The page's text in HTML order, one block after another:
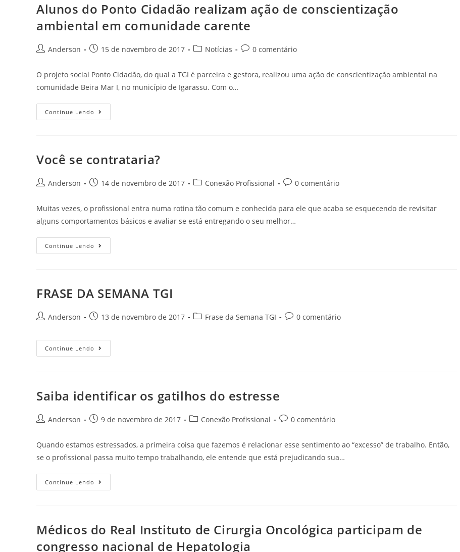
Alunos do Ponto Cidadão realizam ação de conscientização
ambiental em comunidade carente
Anderson 15 de novembro de 2017 Notícias 0 comentário
O projeto social Ponto Cidadão, do qual a TGI é parceira e gestora, realizou uma ação de conscientização ambiental na
comunidade Beira Mar I, no município de Igarassu. Com o…
Continue Lendo
Você se contrataria?
Anderson 14 de novembro de 2017 Conexão Profissional 0 comentário
Muitas vezes, o profissional entra numa rotina tão comum e conhecida para ele que acaba se esquecendo de revisitar
alguns comportamentos básicos e avaliar se está entregando o seu melhor…
Continue Lendo
FRASE DA SEMANA TGI
Anderson 13 de novembro de 2017 Frase da Semana TGI 0 comentário
Continue Lendo
Saiba identificar os gatilhos do estresse
Anderson 9 de novembro de 2017 Conexão Profissional 0 comentário
Quando estamos estressados, a primeira coisa que fazemos é relacionar esse sentimento ao “excesso” de trabalho. Então,
se o profissional passa muito tempo trabalhando, ele entende que está prejudicando sua…
Continue Lendo
Médicos do Real Instituto de Cirurgia Oncológica participam de
congresso nacional de Hepatologia